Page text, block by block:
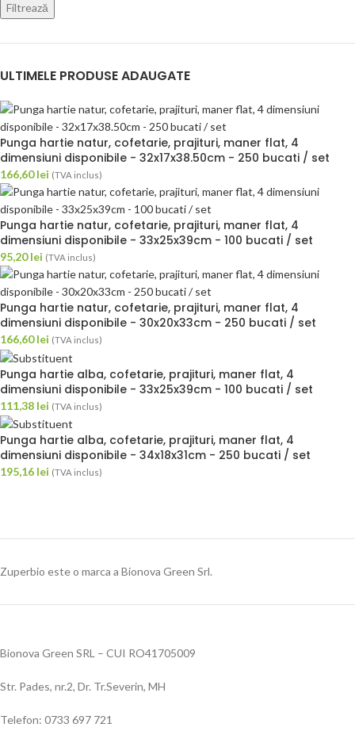
Filtrează
ULTIMELE PRODUSE ADAUGATE
Punga hartie natur, cofetarie, prajituri, maner flat, 4
dimensiuni disponibile - 32x17x38.50cm - 250 bucati / set
166,60lei (TVA inclus)
Punga hartie natur, cofetarie, prajituri, maner flat, 4
dimensiuni disponibile - 33x25x39cm - 100 bucati / set
95,20lei (TVA inclus)
Punga hartie natur, cofetarie, prajituri, maner flat, 4
dimensiuni disponibile - 30x20x33cm - 250 bucati / set
166,60lei (TVA inclus)
Punga hartie alba, cofetarie, prajituri, maner flat, 4
dimensiuni disponibile - 33x25x39cm - 100 bucati / set
111,38 lei (TVA inclus)
Punga hartie alba, cofetarie, prajituri, maner flat, 4
dimensiuni disponibile - 34x18x31cm - 250 bucati / set
195,16 lei (TVA inclus)
Zuperbio este o marca a Bionova Green Srl.
Bionova Green SRL – CUI RO41705009
Str. Pades, nr.2, Dr. Tr.Severin, MH
Telefon: 0733 697 721